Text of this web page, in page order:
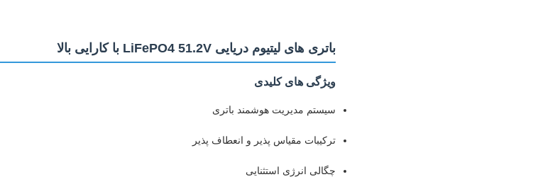
باتری های لیتیوم دریایی LiFePO4 51.2V با کارایی بالا
ویژگی های کلیدی
سیستم مدیریت هوشمند باتری
ترکیبات مقیاس پذیر و انعطاف پذیر
چگالی انرژی استثنایی